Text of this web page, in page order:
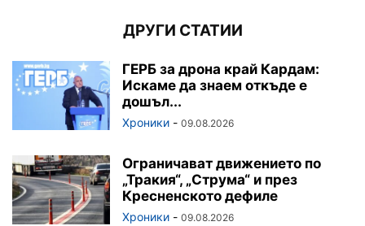
ДРУГИ СТАТИИ
ГЕРБ за дрона край Кардам:
Искаме да знаем откъде е
дошъл...
Хроники - 09.08.2026
Ограничават движението по
„Тракия“, „Струма“ и през
Кресненското дефиле
Хроники - 09.08.2026